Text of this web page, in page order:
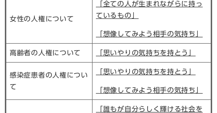
女性の人権について
「全ての人が生まれながらに持っ
ているもの」
「想像してみよう相手の気持ち」
高齢者の人権について 「思いやりの気持ちを持とう」
感染症患者の人権につい
て
「思いやりの気持ちを持とう」
「想像してみよう相手の気持ち」
「誰もが自分らしく輝ける社会を